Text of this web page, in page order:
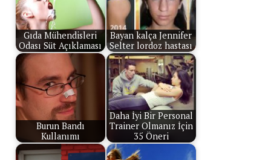
Gıda Mühendisleri
Odası Süt Açıklaması
Bayan kalça Jennifer
Selter lordoz hastası
Burun Bandı
Kullanımı
Daha İyi Bir Personal
Trainer Olmanız İçin
35 Öneri